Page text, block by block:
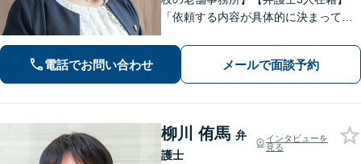
「依頼する内容が具体的に決まってい
い」という方もまずはご相談くださ
い。相続遺言、離婚問題、交通事故、
借金問題、債権回収など【夜間休日応
相談】
電話でお問い合わせ メールで面談予約
柳川 侑馬 弁
護士
インタビューを
見る